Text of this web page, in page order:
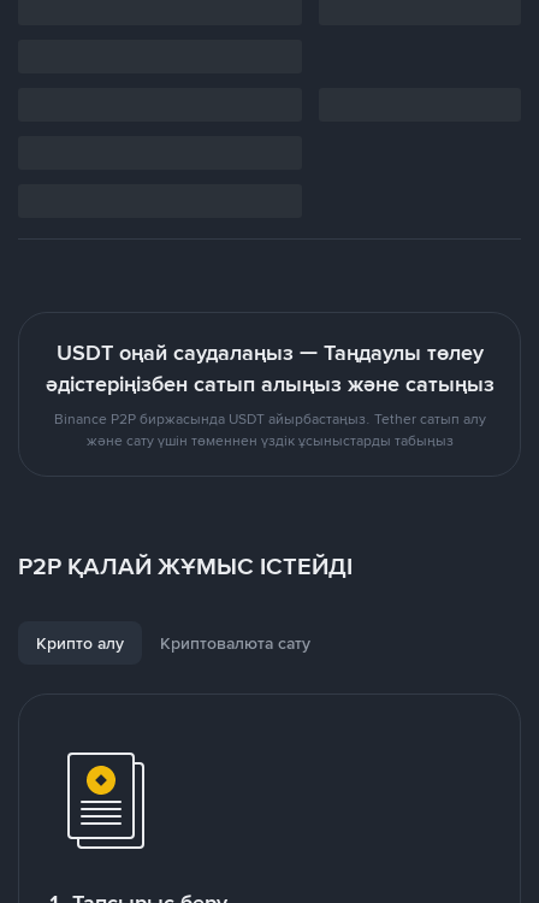
USDT оңай саудалаңыз — Таңдаулы төлеу
әдістеріңізбен сатып алыңыз және сатыңыз
Binance P2P биржасында USDT айырбастаңыз. Tether сатып алу
және сату үшін төменнен үздік ұсыныстарды табыңыз
P2P ҚАЛАЙ ЖҰМЫС ІСТЕЙДІ
Крипто алу Криптовалюта сату